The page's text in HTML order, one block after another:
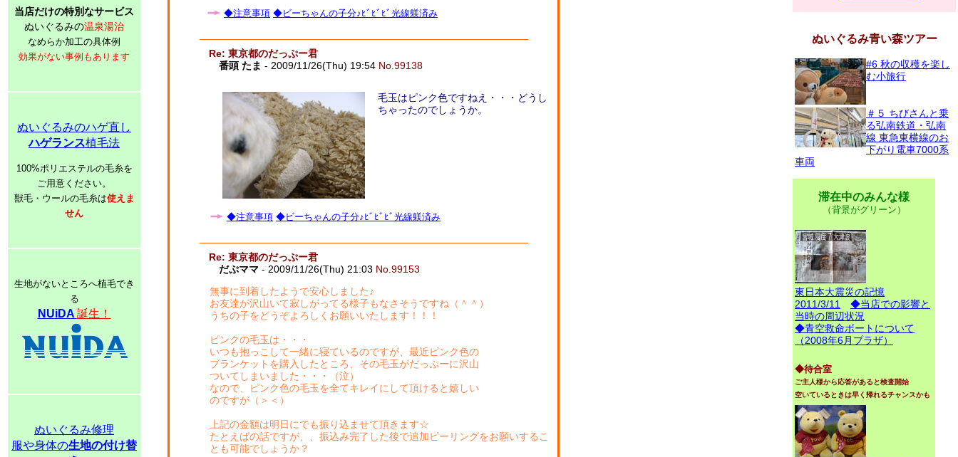
当店だけの特別なサービス
ぬいぐるみの温泉湯治
なめらか加工の具体例
効果がない事例もあります
ぬいぐるみのハゲ直し
ハゲランス植毛法
100%ポリエステルの毛糸を
ご用意ください。
獣毛・ウールの毛糸は使えま
せん
生地がないところへ植毛でき
る
NUiDA 誕生！
ぬいぐるみ修理
服や身体の生地の付け替
◆注意事項 ◆ビーちゃんの子分♪ﾋﾞﾋﾞﾋﾞ光線躾済み
Re: 東京都のだっぷー君
番頭 たま - 2009/11/26(Thu) 19:54 No.99138
毛玉はピンク色ですねえ・・・どうし
ちゃったのでしょうか。
◆注意事項 ◆ビーちゃんの子分♪ﾋﾞﾋﾞﾋﾞ光線躾済み
Re: 東京都のだっぷー君
だぷママ - 2009/11/26(Thu) 21:03 No.99153
無事に到着したようで安心しました♪
お友達が沢山いて寂しがってる様子もなさそうですね（＾＾）
うちの子をどうぞよろしくお願いいたします！！！
ピンクの毛玉は・・・
いつも抱っこして一緒に寝ているのですが、最近ピンク色の
ブランケットを購入したところ、その毛玉がだっぷーに沢山
ついてしまいました・・・（泣）
なので、ピンク色の毛玉を全てキレイにして頂けると嬉しい
のですが（＞＜）
上記の金額は明日にでも振り込ませて頂きます☆
たとえばの話ですが、、振込み完了した後で追加ピーリングをお願いするこ
とも可能でしょうか？
ぬいぐるみ青い森ツアー
#6 秋の収穫を楽し
む小旅行
＃５ ちびさんと乗
る弘南鉄道・弘南
線 東急東横線のお
下がり電車7000系
車両
滞在中のみんな様
（背景がグリーン）
東日本大震災の記憶
2011/3/11
◆当店での影響と
当時の周辺状況
◆青空救命ボートについて
（2008年6月プラザ）
◆待合室
ご主人様から応答があると検査開始
空いているときは早く帰れるチャンスかも